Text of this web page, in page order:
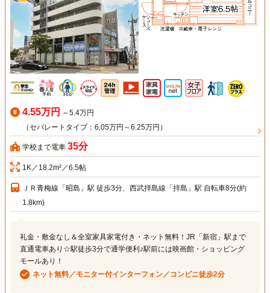
4.55万円 ～5.4万円
（セパレートタイプ：6,05万円～6.25万円）
学校まで電車 35分
1K／18.2m²／6.5帖
ＪＲ青梅線「昭島」駅 徒歩3分、西武拝島線「拝島」駅 自転車8分(約
1.8km)
礼金・敷金なし＆全室家具家電付き・ネット無料！JR「新宿」駅まで
直通電車あり☆駅徒歩3分で通学便利♪駅前には映画館・ショッピング
モールあり！
ネット無料／モニター付インターフォン／コンビニ徒歩2分